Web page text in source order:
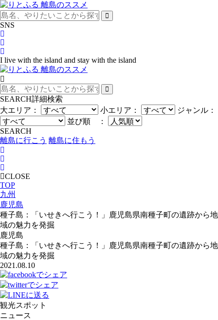
SNS
I live with the island and stay with the island
SEARCH詳細検索
大エリア：
小エリア：
ジャンル：
並び順 ：
SEARCH
離島に行こう 離島に住もう
CLOSE
TOP
九州
鹿児島
種子島：「いせきへ行こう！」鹿児島県南種子町の遺跡から地
域の魅力を発掘
鹿児島
種子島：「いせきへ行こう！」鹿児島県南種子町の遺跡から地
域の魅力を発掘
2021.08.10
観光スポット
ニュース